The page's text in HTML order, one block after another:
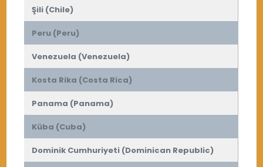
Şili (Chile)
Peru (Peru)
Venezuela (Venezuela)
Kosta Rika (Costa Rica)
Panama (Panama)
Küba (Cuba)
Dominik Cumhuriyeti (Dominican Republic)